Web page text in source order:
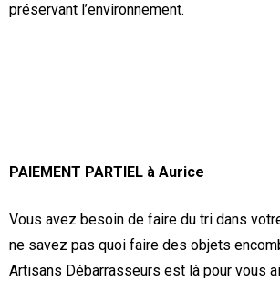
préservant l’environnement.
PAIEMENT PARTIEL à Aurice
Vous avez besoin de faire du tri dans
ne savez pas quoi faire des objets
Artisans Débarrasseurs est là pour vous